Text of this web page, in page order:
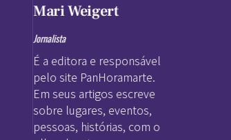
Mari Weigert
Jornalista
É a editora e responsável
pelo site PanHoramarte.
Em seus artigos escreve
sobre lugares, eventos,
pessoas, histórias, com o